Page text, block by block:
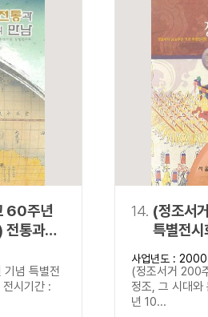
60주년
전통과
념 특별전
시기간 :
14. (정조서
특별전
문화
사업년도 : 2000
(정조서거 200
정조, 그 시대
년 10...